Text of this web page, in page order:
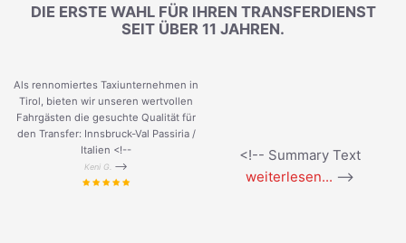
DIE ERSTE WAHL FÜR IHREN TRANSFERDIENST
SEIT ÜBER 11 JAHREN.
Als rennomiertes Taxiunternehmen in
Tirol, bieten wir unseren wertvollen
Fahrgästen die gesuchte Qualität für
den Transfer: Innsbruck-Val Passiria /
Italien <!--
Keni G. -->
<!-- Summary Text
weiterlesen... -->